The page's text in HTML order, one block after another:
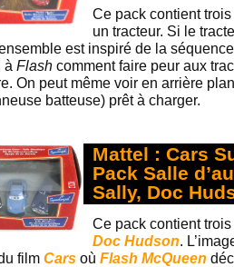
Ce pack contient
un tracteur. Si le
est inspiré de la
à Flash comment faire peur aux
On peut même voir en arrière
batteuse) prêt à charger.
Mattel : Cars
Pack Salle
Sally, Doc
Ce pack contient
Doc Hudson.
film Cars où Flash McQueen